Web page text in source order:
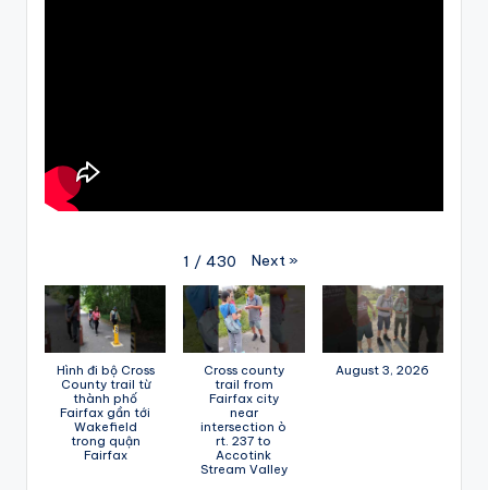
1 / 430 Next »
Hình đi bộ Cross
County trail từ
thành phố
Fairfax gần tới
Wakefield
trong quận
Fairfax
Cross county
trail from
Fairfax city
near
intersection ò
rt. 237 to
Accotink
Stream Valley
August 3, 2026